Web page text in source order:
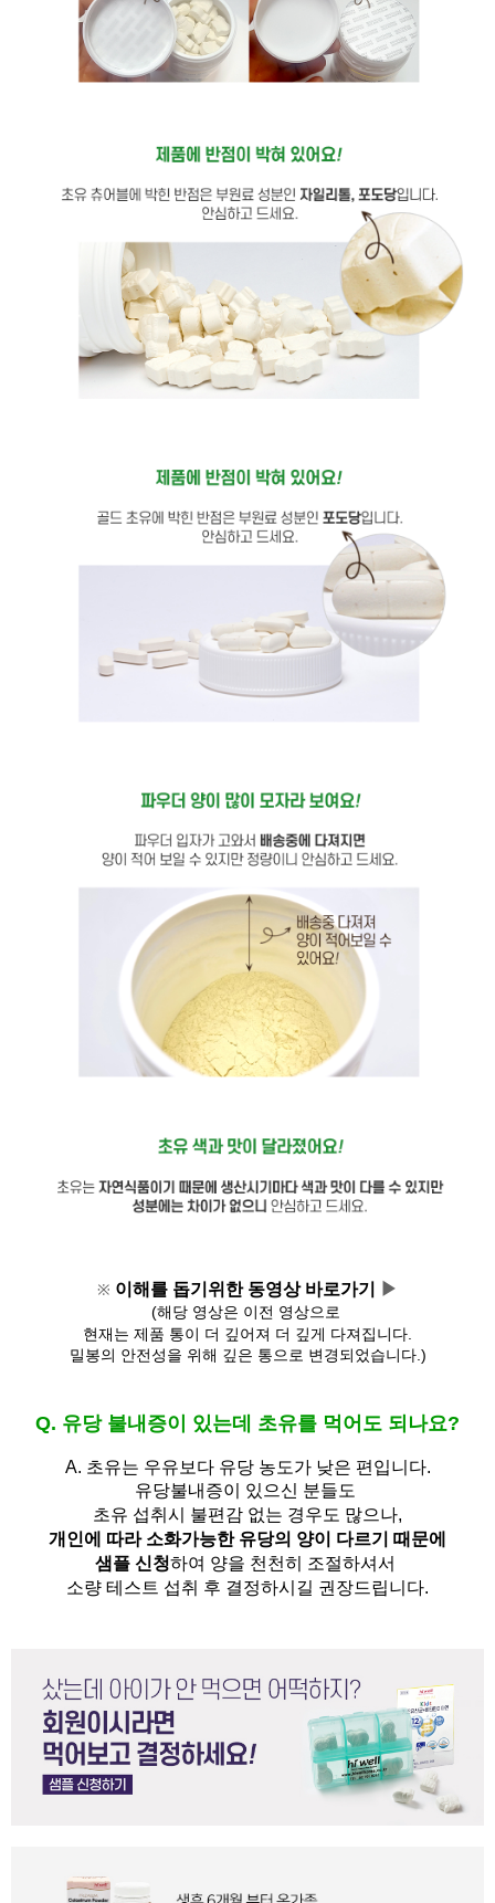
※ 이해를 돕기위한 동영상 바로가기 ▶
(해당 영상은 이전 영상으로
현재는 제품 통이 더 깊어져 더 깊게 다져집니다.
밀봉의 안전성을 위해 깊은 통으로 변경되었습니다.)
Q. 유당 불내증이 있는데 초유를 먹어도 되나요?
A. 초유는 우유보다 유당 농도가 낮은 편입니다.
유당불내증이 있으신 분들도
초유 섭취시 불편감 없는 경우도 많으나,
개인에 따라 소화가능한 유당의 양이 다르기 때문에
샘플 신청하여 양을 천천히 조절하셔서
소량 테스트 섭취 후 결정하시길 권장드립니다.